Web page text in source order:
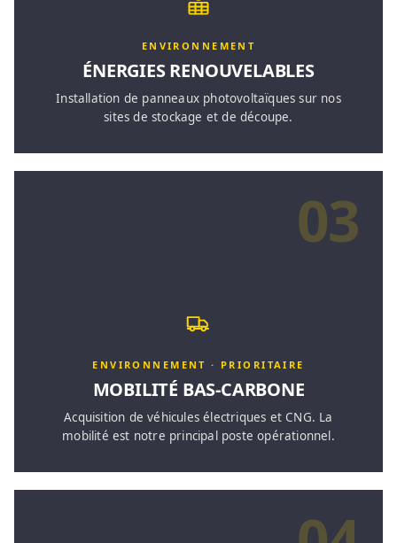
ENVIRONNEMENT
ÉNERGIES RENOUVELABLES
Installation de panneaux photovoltaïques sur nos
sites de stockage et de découpe.
03
ENVIRONNEMENT · PRIORITAIRE
MOBILITÉ BAS-CARBONE
Acquisition de véhicules électriques et CNG. La
mobilité est notre principal poste opérationnel.